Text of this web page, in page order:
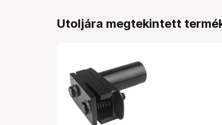
Utoljára megtekintett